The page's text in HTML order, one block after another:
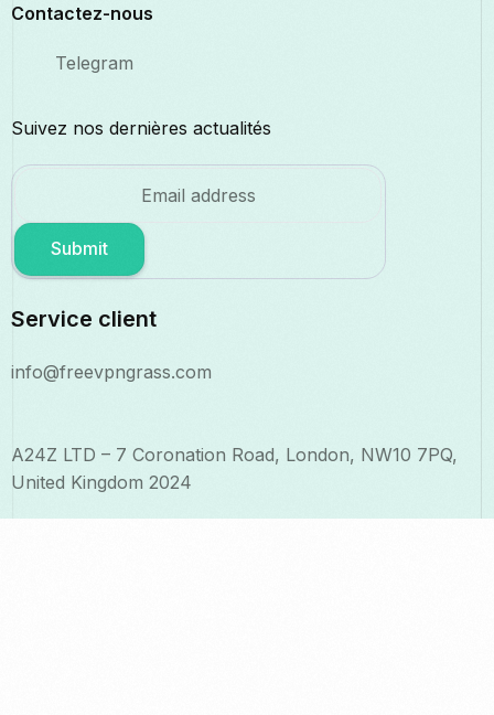
Contactez-nous
Telegram
Suivez nos dernières actualités
Submit
Service client
info@freevpngrass.com
A24Z LTD – 7 Coronation Road, London, NW10 7PQ,
United Kingdom 2024